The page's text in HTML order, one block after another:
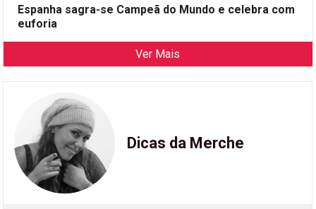
Espanha sagra-se Campeã do Mundo e celebra com
euforia
Ver Mais
Dicas da Merche